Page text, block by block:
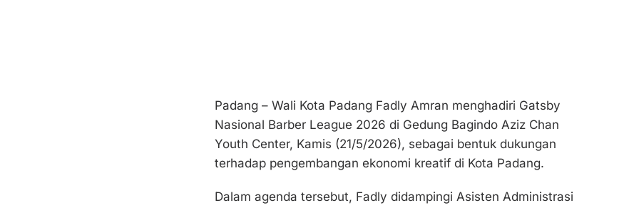
Padang – Wali Kota Padang Fadly Amran menghadiri Gatsby
Nasional Barber League 2026 di Gedung Bagindo Aziz Chan
Youth Center, Kamis (21/5/2026), sebagai bentuk dukungan
terhadap pengembangan ekonomi kreatif di Kota Padang.
Dalam agenda tersebut, Fadly didampingi Asisten Administrasi